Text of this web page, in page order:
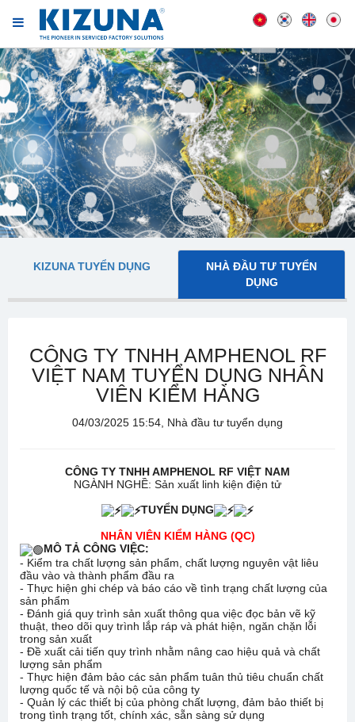
KIZUNA TUYỂN DỤNG
NHÀ ĐẦU TƯ TUYỂN
DỤNG
CÔNG TY TNHH AMPHENOL RF
VIỆT NAM TUYỂN DỤNG NHÂN
VIÊN KIỂM HÀNG
04/03/2025 15:54, Nhà đầu tư tuyển dụng
CÔNG TY TNHH AMPHENOL RF VIỆT NAM
NGÀNH NGHỀ: Sản xuất linh kiện điện tử
TUYỂN DỤNG
NHÂN VIÊN KIỂM HÀNG (QC)
MÔ TẢ CÔNG VIỆC:
- Kiểm tra chất lượng sản phẩm, chất lượng nguyên vật liêu
đầu vào và thành phẩm đầu ra
- Thực hiện ghi chép và báo cáo về tình trạng chất lượng của
sản phẩm
- Đánh giá quy trình sản xuất thông qua việc đọc bản vẽ kỹ
thuật, theo dõi quy trình lắp ráp và phát hiện, ngăn chặn lỗi
trong sản xuất
- Đề xuất cải tiến quy trình nhằm nâng cao hiệu quả và chất
lượng sản phẩm
- Thực hiện đảm bảo các sản phẩm tuân thủ tiêu chuẩn chất
lượng quốc tế và nội bộ của công ty
- Quản lý các thiết bị của phòng chất lượng, đảm bảo thiết bị
trong tình trạng tốt, chính xác, sẵn sàng sử dụng